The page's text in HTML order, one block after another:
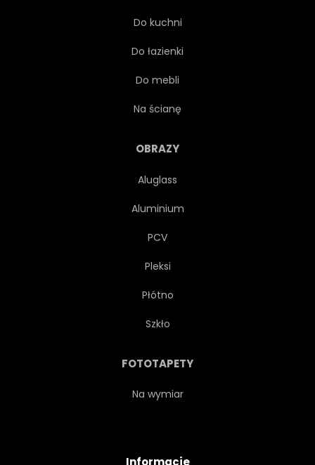
Do kuchni
Do łazienki
Do mebli
Na ścianę
OBRAZY
Aluglass
Aluminium
PCV
Pleksi
Płótno
Szkło
FOTOTAPETY
Na wymiar
Informacje